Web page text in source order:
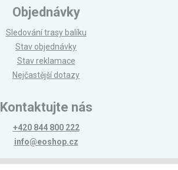
Objednávky
Sledování trasy balíku
Stav objednávky
Stav reklamace
Nejčastější dotazy
Kontaktujte nás
+420 844 800 222
info@eoshop.cz